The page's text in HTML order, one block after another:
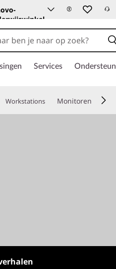
Services
Workstations Monitoren